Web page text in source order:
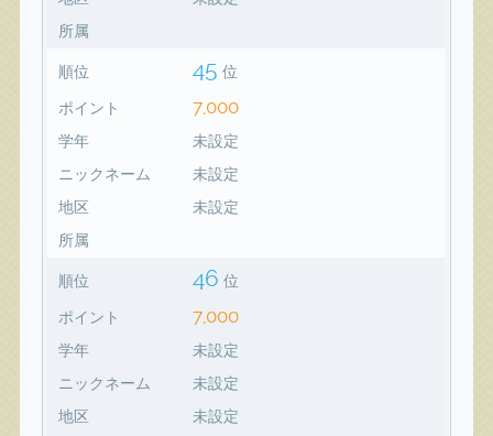
所属
順位 45 位
ポイント 7,000
学年
未設定
ニックネーム
未設定
地区
未設定
所属
順位 46 位
ポイント 7,000
学年
未設定
ニックネーム
未設定
地区
未設定